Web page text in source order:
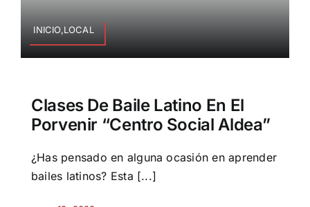
INICIO,LOCAL
Clases De Baile Latino En El
Porvenir “Centro Social Aldea”
¿Has pensado en alguna ocasión en aprender
bailes latinos? Esta [...]